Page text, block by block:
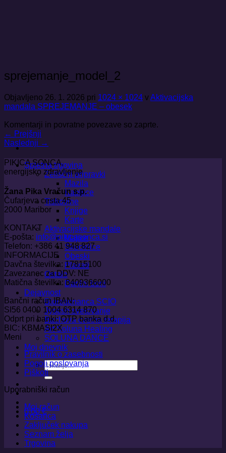
Spletna trgovina
Zeliščni pripravki
Mazila
Kapljice
Tiskovine
Knjige
Karte
Aktivacijske mandale
Majice
Skodelice
Obeski
Plakati
Ostalo
Darilni boni
Dejavnost
Bioresonanca SCIO
Jyotish svetovanje
Bachova cvetna terapija
Art Soluna Healing
SOLUNA DANCE
Moj dnevnik
Išči:
0,00€
sprejemanje_model_2
Objavljeno 26. 1. 2026 pri 1024 × 1024 vAktivacijska
mandala SPREJEMANJE – obesek
Komentarji in povratne povezave so zaprte.
← Prejšnji
Naslednji →
PIKICA SONCA,
energijsko zdravljenje
Žana Pika Vračun s.p.
Čufarjeva cesta 45
2000 Maribor
KONTAKT
E-pošta: info@pikicasonca.si
Telefon: +386 41 948 827
INFORMACIJE
Davčna številka: 17815100
Zavezanec za DDV: NE
Matična številka: 8409366000
Bančni račun IBAN:
SI56 0400 1004 6314 870
Odprt pri banki: OTP banka d.d.
BIC: KBMASI2X
Meni
Pravilnik o zasebnosti
Pogoji poslovanja
Piškoti
Uporabniški račun
Moj račun
Košarica
Zaključek nakupa
Seznam želja
Trgovina